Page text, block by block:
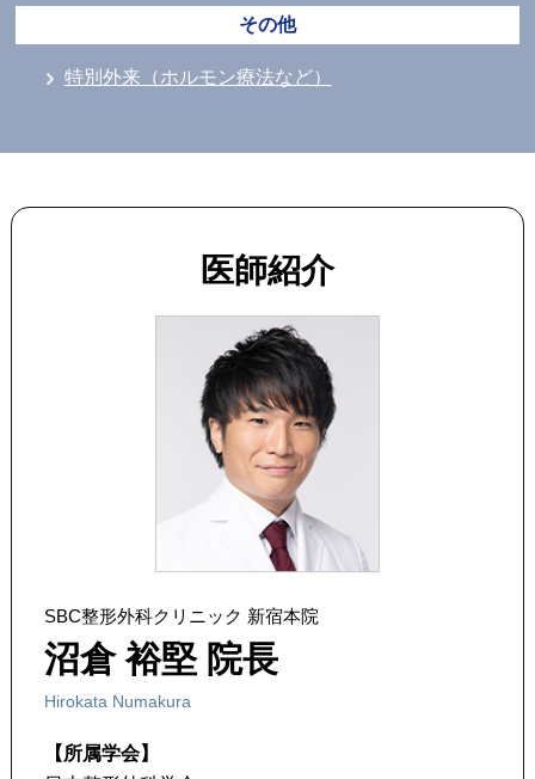
その他
特別外来（ホルモン療法など）
医師紹介
SBC整形外科クリニック 新宿本院
沼倉 裕堅 院長
Hirokata Numakura
【所属学会】